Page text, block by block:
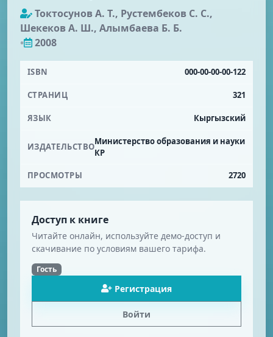
Токтосунов А. Т., Рустембеков С. С.,
Шекеков А. Ш., Алымбаева Б. Б.
•
2008
ISBN 000-00-00-00-122
СТРАНИЦ 321
ЯЗЫК Кыргызский
ИЗДАТЕЛЬСТВО
Министерство образования и науки
КР
ПРОСМОТРЫ 2720
Доступ к книге
Читайте онлайн, используйте демо-доступ и
скачивание по условиям вашего тарифа.
Гость
Регистрация
Войти